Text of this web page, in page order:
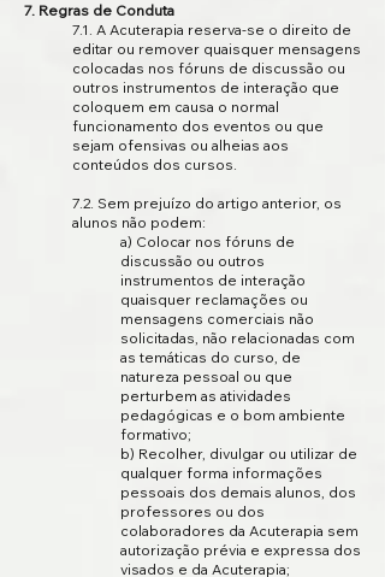
7. Regras de Conduta
7.1. A Acuterapia reserva-se o direito de
editar ou remover quaisquer mensagens
colocadas nos fóruns de discussão ou
outros instrumentos de interação que
coloquem em causa o normal
funcionamento dos eventos ou que
sejam ofensivas ou alheias aos
conteúdos dos cursos.
7.2. Sem prejuízo do artigo anterior, os
alunos não podem:
a) Colocar nos fóruns de
discussão ou outros
instrumentos de interação
quaisquer reclamações ou
mensagens comerciais não
solicitadas, não relacionadas com
as temáticas do curso, de
natureza pessoal ou que
perturbem as atividades
pedagógicas e o bom ambiente
formativo;
b) Recolher, divulgar ou utilizar de
qualquer forma informações
pessoais dos demais alunos, dos
professores ou dos
colaboradores da Acuterapia sem
autorização prévia e expressa dos
visados e da Acuterapia;